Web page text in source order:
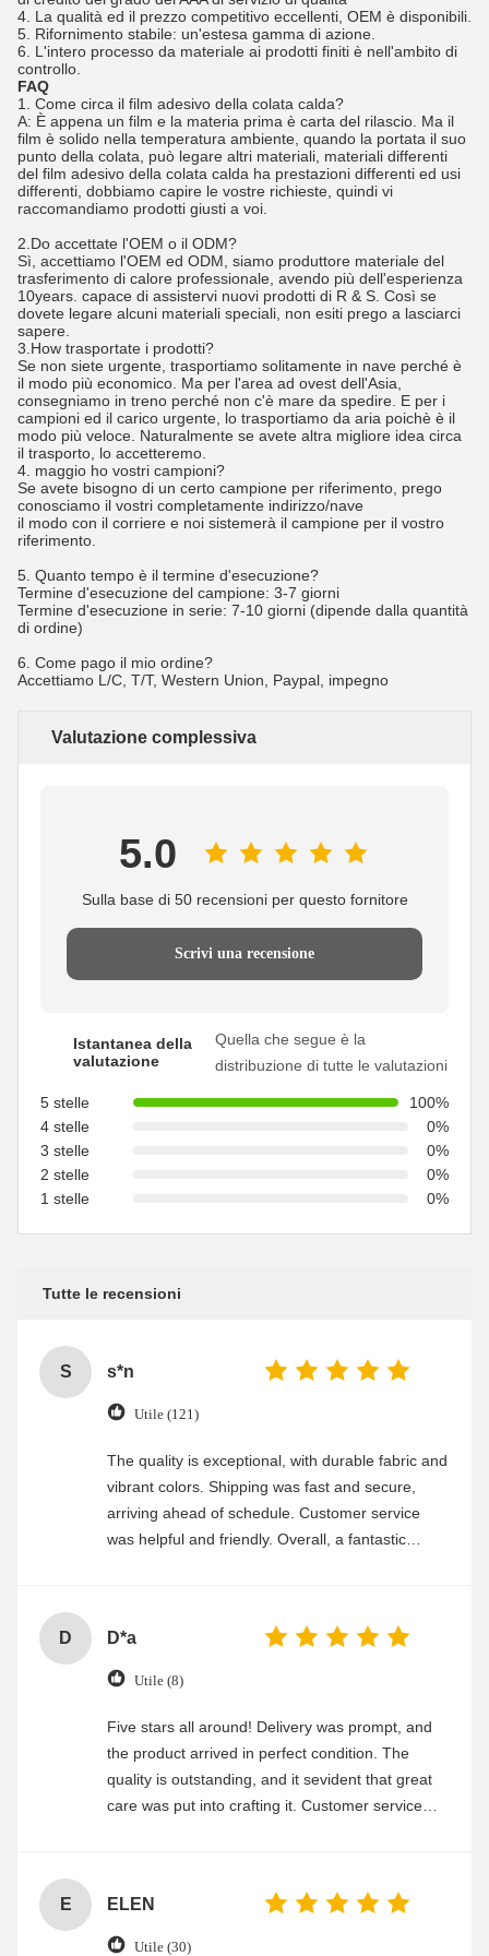
4. La qualità ed il prezzo competitivo eccellenti, OEM è disponibili.
5. Rifornimento stabile: un'estesa gamma di azione.
6. L'intero processo da materiale ai prodotti finiti è nell'ambito di
controllo.
FAQ
1. Come circa il film adesivo della colata calda?
A: È appena un film e la materia prima è carta del rilascio. Ma il
film è solido nella temperatura ambiente, quando la portata il suo
punto della colata, può legare altri materiali, materiali differenti
del film adesivo della colata calda ha prestazioni differenti ed usi
differenti, dobbiamo capire le vostre richieste, quindi vi
raccomandiamo prodotti giusti a voi.
2.Do accettate l'OEM o il ODM?
Sì, accettiamo l'OEM ed ODM, siamo produttore materiale del
trasferimento di calore professionale, avendo più dell'esperienza
10years. capace di assistervi nuovi prodotti di R & S. Così se
dovete legare alcuni materiali speciali, non esiti prego a lasciarci
sapere.
3.How trasportate i prodotti?
Se non siete urgente, trasportiamo solitamente in nave perché è
il modo più economico. Ma per l'area ad ovest dell'Asia,
consegniamo in treno perché non c'è mare da spedire. E per i
campioni ed il carico urgente, lo trasportiamo da aria poichè è il
modo più veloce. Naturalmente se avete altra migliore idea circa
il trasporto, lo accetteremo.
4. maggio ho vostri campioni?
Se avete bisogno di un certo campione per riferimento, prego
conosciamo il vostri completamente indirizzo/nave
il modo con il corriere e noi sistemerà il campione per il vostro
riferimento.
5. Quanto tempo è il termine d'esecuzione?
Termine d'esecuzione del campione: 3-7 giorni
Termine d'esecuzione in serie: 7-10 giorni (dipende dalla quantità
di ordine)
6. Come pago il mio ordine?
Accettiamo L/C, T/T, Western Union, Paypal, impegno
Valutazione complessiva
5.0
Sulla base di 50 recensioni per questo fornitore
Scrivi una recensione
Istantanea della
valutazione
Quella che segue è la
distribuzione di tutte le valutazioni
5 stelle
100%
4 stelle
0%
3 stelle
0%
2 stelle
0%
1 stelle
0%
Tutte le recensioni
S s*n
Utile (121)
The quality is exceptional, with durable fabric and
vibrant colors. Shipping was fast and secure,
arriving ahead of schedule. Customer service
was helpful and friendly. Overall, a fantastic
D D*a
Utile (8)
Five stars all around! Delivery was prompt, and
the product arrived in perfect condition. The
quality is outstanding, and it sevident that great
care was put into crafting it. Customer service
E ELEN
Utile (30)